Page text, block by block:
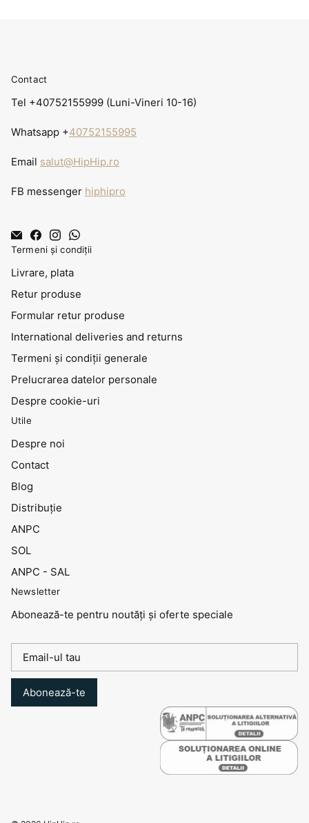
Contact
Tel +40752155999 (Luni-Vineri 10-16)
Whatsapp +40752155995
Email salut@HipHip.ro
FB messenger hiphipro
Termeni și condiții
Livrare, plata
Retur produse
Formular retur produse
International deliveries and returns
Termeni și condiții generale
Prelucrarea datelor personale
Despre cookie-uri
Utile
Despre noi
Contact
Blog
Distribuţie
ANPC
SOL
ANPC - SAL
Newsletter
Abonează-te pentru noutăți și oferte speciale
Abonează-te